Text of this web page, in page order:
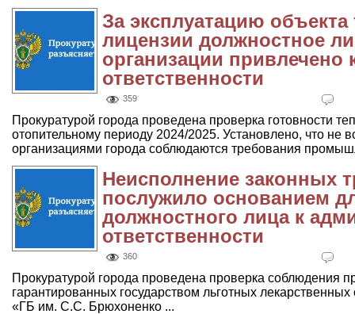
За эксплуатацию
лицензии должностное
организации привлечено
ответственности
359
Прокуратурой города проведена проверка готовности
отопительному периоду 2024/2025. Установлено, что
организациями города соблюдаются требования
Неисполнение законных
послужило основанием
должностного лица к
ответственности
360
Прокуратурой города проведена проверка соблюдения
гарантированных государством льготных
«ГБ им. С.С. Брюхоненко ...